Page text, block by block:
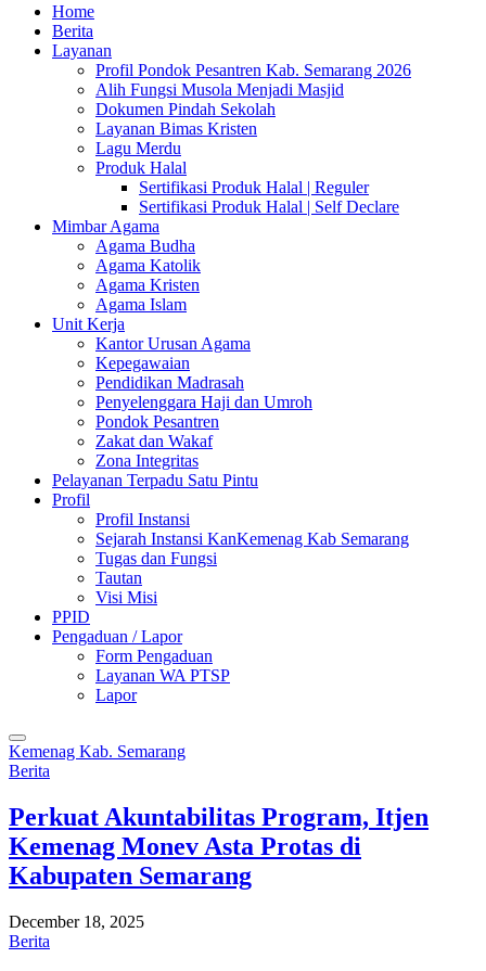
Home
Berita
Layanan
Profil Pondok Pesantren Kab. Semarang 2026
Alih Fungsi Musola Menjadi Masjid
Dokumen Pindah Sekolah
Layanan Bimas Kristen
Lagu Merdu
Produk Halal
Sertifikasi Produk Halal | Reguler
Sertifikasi Produk Halal | Self Declare
Mimbar Agama
Agama Budha
Agama Katolik
Agama Kristen
Agama Islam
Unit Kerja
Kantor Urusan Agama
Kepegawaian
Pendidikan Madrasah
Penyelenggara Haji dan Umroh
Pondok Pesantren
Zakat dan Wakaf
Zona Integritas
Pelayanan Terpadu Satu Pintu
Profil
Profil Instansi
Sejarah Instansi KanKemenag Kab Semarang
Tugas dan Fungsi
Tautan
Visi Misi
PPID
Pengaduan / Lapor
Form Pengaduan
Layanan WA PTSP
Lapor
Kemenag Kab. Semarang
Berita
Perkuat Akuntabilitas Program, Itjen
Kemenag Monev Asta Protas di
Kabupaten Semarang
December 18, 2025
Berita